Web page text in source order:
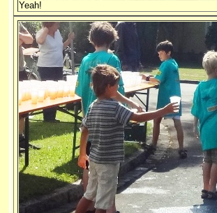
Yeah!